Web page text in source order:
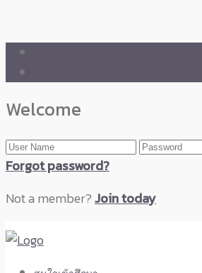
Welcome
Forgot password?
Not a member?Join today